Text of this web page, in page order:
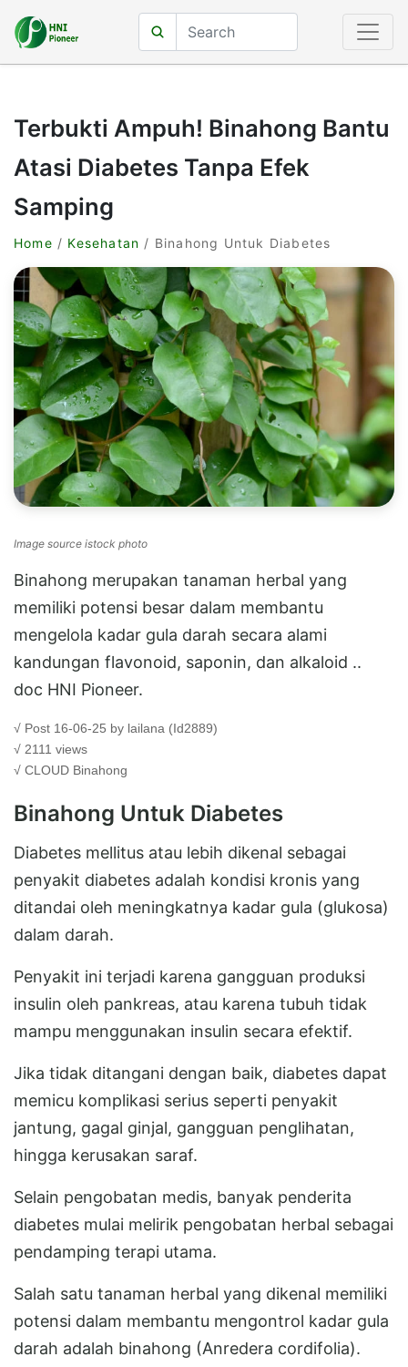
Terbukti Ampuh! Binahong Bantu
Atasi Diabetes Tanpa Efek
Samping
Home / Kesehatan / Binahong Untuk Diabetes
Image source istock photo
Binahong merupakan tanaman herbal yang
memiliki potensi besar dalam membantu
mengelola kadar gula darah secara alami
kandungan flavonoid, saponin, dan alkaloid ..
doc HNI Pioneer.
√ Post 16-06-25 by lailana (Id2889)
√ 2111 views
√ CLOUD Binahong
Binahong Untuk Diabetes
Diabetes mellitus atau lebih dikenal sebagai
penyakit diabetes adalah kondisi kronis yang
ditandai oleh meningkatnya kadar gula (glukosa)
dalam darah.
Penyakit ini terjadi karena gangguan produksi
insulin oleh pankreas, atau karena tubuh tidak
mampu menggunakan insulin secara efektif.
Jika tidak ditangani dengan baik, diabetes dapat
memicu komplikasi serius seperti penyakit
jantung, gagal ginjal, gangguan penglihatan,
hingga kerusakan saraf.
Selain pengobatan medis, banyak penderita
diabetes mulai melirik pengobatan herbal sebagai
pendamping terapi utama.
Salah satu tanaman herbal yang dikenal memiliki
potensi dalam membantu mengontrol kadar gula
darah adalah binahong (Anredera cordifolia).